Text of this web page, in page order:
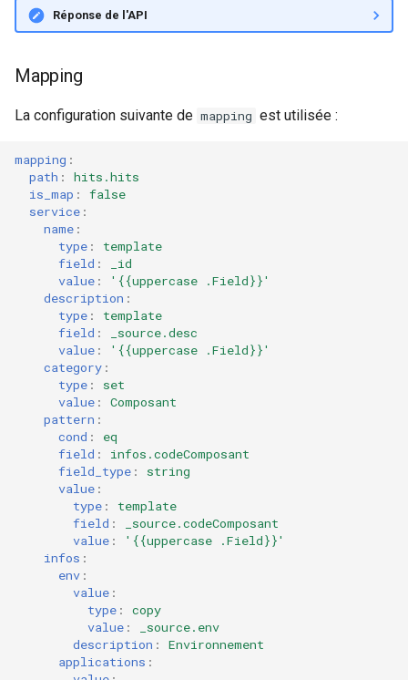
Réponse de l'API
Mapping
La configuration suivante de mapping est utilisée :
mapping :
path :
hits.hits
is_map :
false
service :
name :
type :
template
field :
_id
value : '{{uppercase
.Field}}'
description :
type :
template
field :
_source.desc
value : '{{uppercase
.Field}}'
category :
type :
set
value :
Composant
pattern :
cond :
eq
field :
infos.codeComposant
field_type :
string
value :
type :
template
field :
_source.codeComposant
value : '{{uppercase
.Field}}'
infos :
env :
value :
type :
copy
value :
_source.env
description :
Environnement
applications :